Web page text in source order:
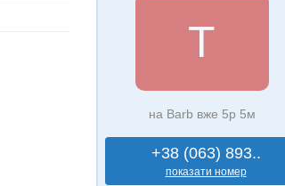
Т
на Barb вже 5р 5м
+38 (063) 893..
показати номер